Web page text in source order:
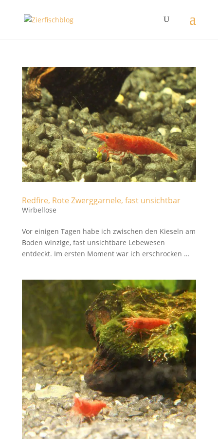
Redfire, Rote Zwerggarnele, fast unsichtbar
Wirbellose
Vor einigen Tagen habe ich zwischen den Kieseln am
Boden winzige, fast unsichtbare Lebewesen
entdeckt. Im ersten Moment war ich erschrocken …